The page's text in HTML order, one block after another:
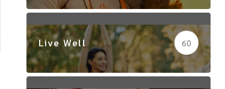
Live Well 60